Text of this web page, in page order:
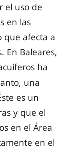
el uso de
en las
que afecta a
En Baleares,
ha
una
es un
y que el
en el Área
en el